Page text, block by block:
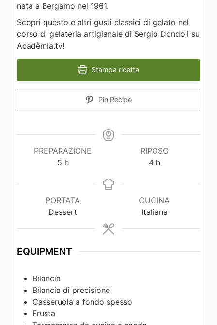
nata a Bergamo nel 1961.
Scopri questo e altri gusti classici di gelato nel
corso di gelateria artigianale di Sergio Dondoli su
Acadèmia.tv!
Stampa ricetta
Pin Recipe
PREPARAZIONE
5 h
RIPOSO
4 h
PORTATA
Dessert
CUCINA
Italiana
EQUIPMENT
Bilancia
Bilancia di precisione
Casseruola a fondo spesso
Frusta